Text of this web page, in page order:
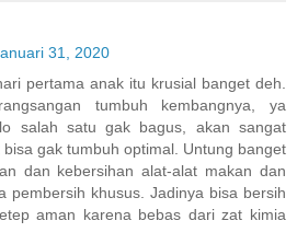
31, 2020
pertama anak itu krusial banget deh.
tumbuh kembangnya, ya
salah satu gak bagus, akan sangat
gak tumbuh optimal. Untung banget
dan kebersihan alat-alat makan dan
pembersih khusus. Jadinya bisa bersih
aman karena bebas dari zat kimia